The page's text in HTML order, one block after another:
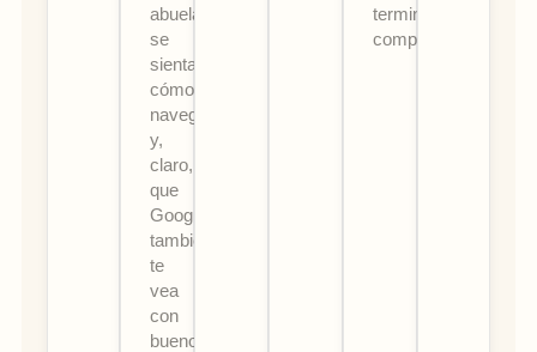
abuela
se
sienta
cómoda
navegando...
y,
claro,
que
Google
también
te
vea
con
buenos
termine
comprando.